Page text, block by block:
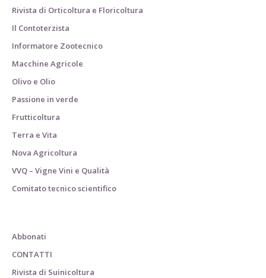
Rivista di Orticoltura e Floricoltura
Il Contoterzista
Informatore Zootecnico
Macchine Agricole
Olivo e Olio
Passione in verde
Frutticoltura
Terra e Vita
Nova Agricoltura
VVQ – Vigne Vini e Qualità
Comitato tecnico scientifico
Abbonati
CONTATTI
Rivista di Suinicoltura